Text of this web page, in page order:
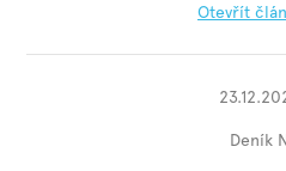
Otevřít
Deník